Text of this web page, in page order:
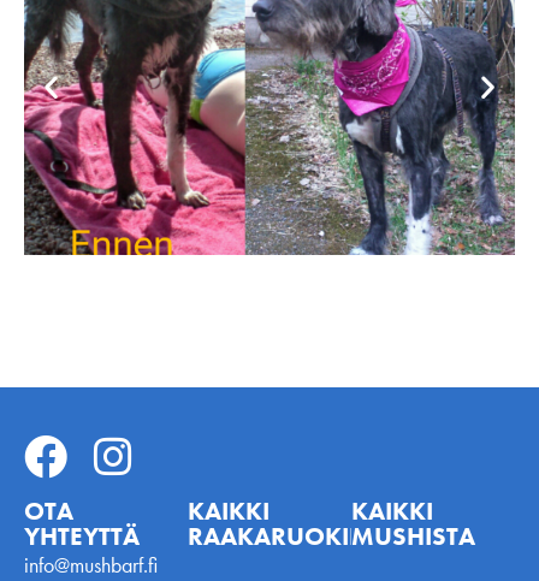
OTA
YHTEYTTÄ
info@mushbarf.fi
KAIKKI
RAAKARUOKINNASTA
KAIKKI
MUSHISTA